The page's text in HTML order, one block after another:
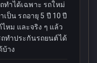
ำได้เฉพาะ รถใหม่
ป็น รถอายุ 5 ปี 10 ปี
หม และจริง ๆ แล้ว
ทำประกันรถยนต์ได้
บ้าง